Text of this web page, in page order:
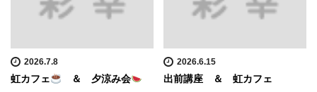
2026.7.8
虹カフェ ＆ 夕涼み会
2026.6.15
出前講座 ＆ 虹カフェ